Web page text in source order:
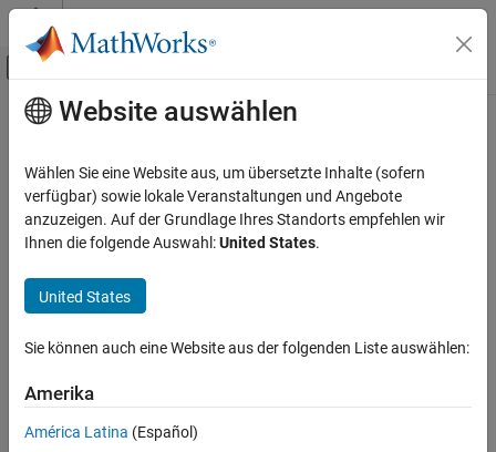
Weiter zum Inhalt
Umschaltung für Off-Canvas-
Startseite der Dokumentation
Hauptinhalt
How useful was this information?
Website auswählen
Wählen Sie eine Website aus, um übersetzte Inhalte (sofern
verfügbar) sowie lokale Veranstaltungen und Angebote
anzuzeigen. Auf der Grundlage Ihres Standorts empfehlen wir
Ihnen die folgende Auswahl:United States.
United States
Sie können auch eine Website aus der folgenden Liste auswählen:
Amerika
América Latina (Español)